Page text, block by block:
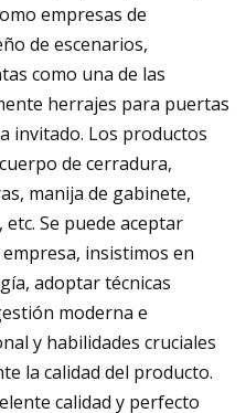
empresas de
de escenarios,
como una de las
herrajes para puertas
invitado. Los productos
de cerradura,
manija de gabinete,
Se puede aceptar
insistimos en
adoptar técnicas
moderna e
y habilidades cruciales
la calidad del producto.
calidad y perfecto